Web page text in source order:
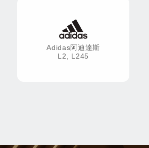
Adidas阿迪達斯
L2, L245